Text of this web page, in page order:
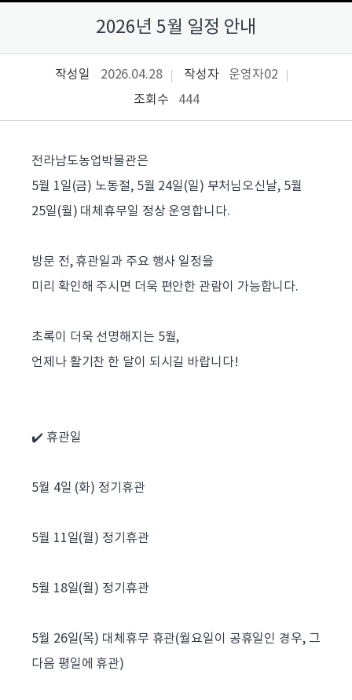
2026년 5월 일정 안내
작성일 2026.04.28 작성자
운영자02
조회수
444
전라남도농업박물관은
5월 1일(금) 노동절, 5월 24일(일) 부처님오신날, 5월
25일(월) 대체휴무일 정상 운영합니다.
방문 전, 휴관일과 주요 행사 일정을
미리 확인해 주시면 더욱 편안한 관람이 가능합니다.
초록이 더욱 선명해지는 5월,
언제나 활기찬 한 달이 되시길 바랍니다!
✔️ 휴관일
5월 4일 (화) 정기휴관
5월 11일(월) 정기휴관
5월 18일(월) 정기휴관
5월 26일(목) 대체휴무 휴관(월요일이 공휴일인 경우, 그
다음 평일에 휴관)